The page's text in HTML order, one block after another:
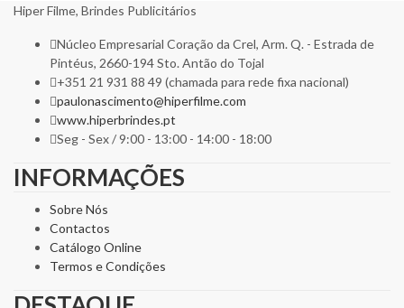
Hiper Filme, Brindes Publicitários
Núcleo Empresarial Coração da Crel, Arm. Q. - Estrada de
Pintéus, 2660-194 Sto. Antão do Tojal
+351 21 931 88 49 (chamada para rede fixa nacional)
paulonascimento@hiperfilme.com
www.hiperbrindes.pt
Seg - Sex / 9:00 - 13:00 - 14:00 - 18:00
INFORMAÇÕES
Sobre Nós
Contactos
Catálogo Online
Termos e Condições